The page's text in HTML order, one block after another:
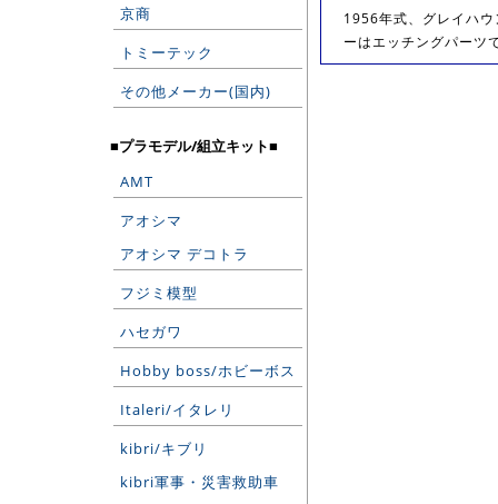
京商
トミーテック
その他メーカー(国内)
■プラモデル/組立キット■
AMT
アオシマ
アオシマ デコトラ
フジミ模型
ハセガワ
Hobby boss/ホビーボス
Italeri/イタレリ
kibri/キブリ
kibri軍事・災害救助車
1956年式、グレイハ
ーはエッチングパーツ